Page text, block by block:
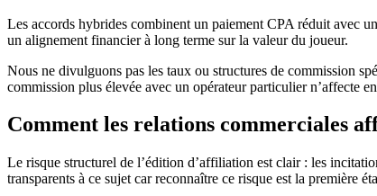
Les accords hybrides combinent un paiement CPA réduit avec
un alignement financier à long terme sur la valeur du joueur.
Nous ne divulguons pas les taux ou structures de commission
commission plus élevée avec un opérateur particulier n’affecte
Comment les relations commerciales
Le risque structurel de l’édition d’affiliation est clair : les
transparents à ce sujet car reconnaître ce risque est la première